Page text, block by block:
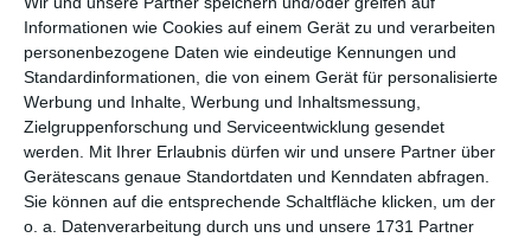
Informationen wie Cookies auf einem Gerät zu und verarbeiten
personenbezogene Daten wie eindeutige Kennungen und
Standardinformationen, die von einem Gerät für personalisierte
Werbung und Inhalte, Werbung und Inhaltsmessung,
Zielgruppenforschung und Serviceentwicklung gesendet
werden.
Mit Ihrer Erlaubnis dürfen wir und unsere Partner über
Gerätescans genaue Standortdaten und Kenndaten abfragen.
Sie können auf die entsprechende Schaltfläche klicken, um der
o. a. Datenverarbeitung durch uns und unsere 1731 Partner
WEITERE KARTEN IN DIESEN
KATEGORIEN ANSEHEN
Ich denke an Dich
Freundschaft
Humor, lustige Grußkarten
Schule und Studium
Grüße und Gedanken